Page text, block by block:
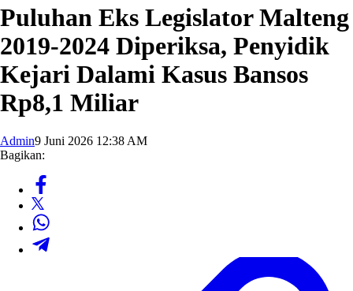
Puluhan Eks Legislator Malteng
2019-2024 Diperiksa, Penyidik
Kejari Dalami Kasus Bansos
Rp8,1 Miliar
Admin9 Juni 2026 12:38 AM
Bagikan: